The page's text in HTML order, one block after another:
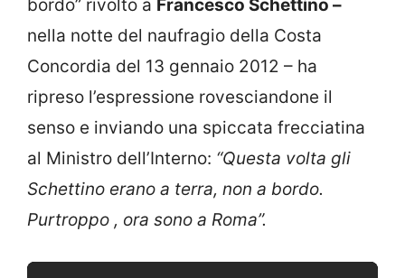
bordo” rivolto a Francesco Schettino –
nella notte del naufragio della Costa
Concordia del 13 gennaio 2012 – ha
ripreso l’espressione rovesciandone il
senso e inviando una spiccata frecciatina
al Ministro dell’Interno: “Questa volta gli
Schettino erano a terra, non a bordo.
Purtroppo , ora sono a Roma”.